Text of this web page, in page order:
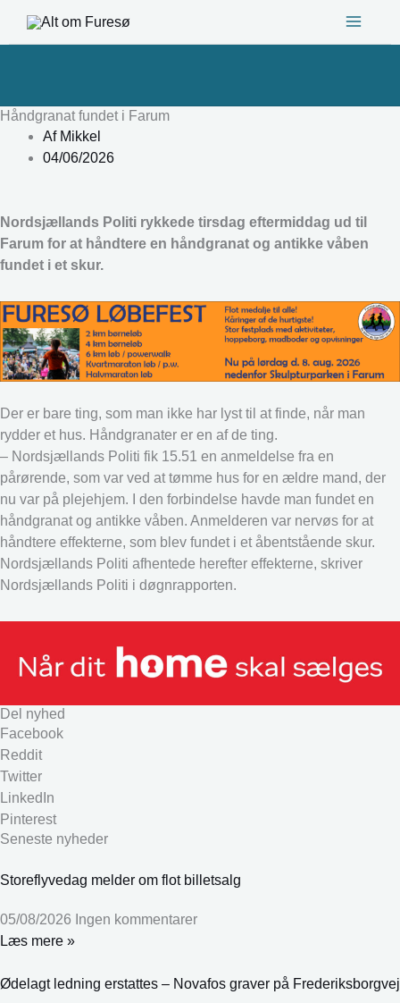
Håndgranat fundet i Farum
AfMikkel
04/06/2026
Nordsjællands Politi rykkede tirsdag eftermiddag ud til
Farum for at håndtere en håndgranat og antikke våben
fundet i et skur.
Der er bare ting, som man ikke har lyst til at finde, når man
rydder et hus. Håndgranater er en af de ting.
– Nordsjællands Politi fik 15.51 en anmeldelse fra en
pårørende, som var ved at tømme hus for en ældre mand, der
nu var på plejehjem. I den forbindelse havde man fundet en
håndgranat og antikke våben. Anmelderen var nervøs for at
håndtere effekterne, som blev fundet i et åbentstående skur.
Nordsjællands Politi afhentede herefter effekterne, skriver
Nordsjællands Politi i døgnrapporten.
Del nyhed
Facebook
Reddit
Twitter
LinkedIn
Pinterest
Seneste nyheder
Storeflyvedag melder om flot billetsalg
05/08/2026 Ingen kommentarer
Læs mere »
Ødelagt ledning erstattes – Novafos graver på Frederiksborgvej